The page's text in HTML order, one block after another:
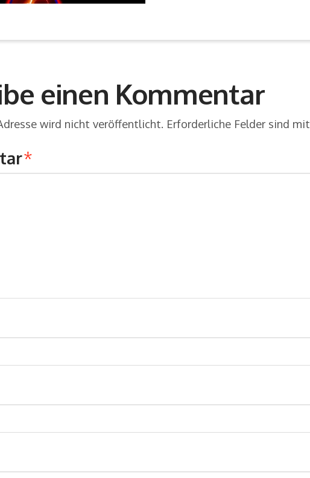
einen Kommentar
wird nicht veröffentlicht. Erforderliche Felder sind mit
*